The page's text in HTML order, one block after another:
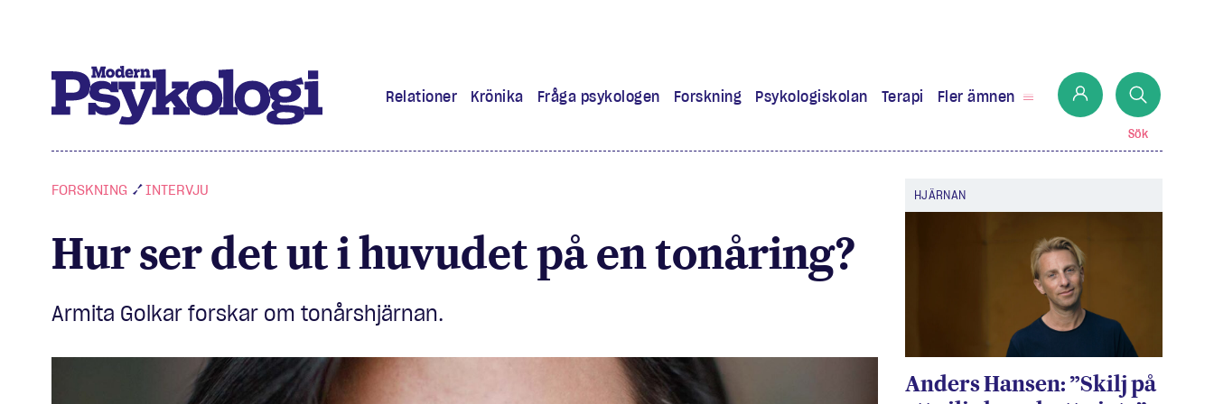
Relationer Krönika Fråga psykologen Forskning Psykologiskolan Terapi Fler ämnen
Sök
Prenumerera
Klassiska experiment
Podd
Hjärnan
FORSKNING INTERVJU
Hur ser det ut i huvudet på en tonåring?
Armita Golkar forskar om tonårshjärnan.
HJÄRNAN
Anders Hansen: ”Skilj på